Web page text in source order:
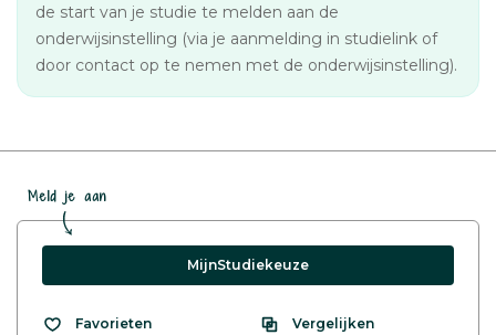
de start van je studie te melden aan de
onderwijsinstelling (via je aanmelding in studielink of
door contact op te nemen met de onderwijsinstelling).
Meld je aan
MijnStudiekeuze
Favorieten Vergelijken